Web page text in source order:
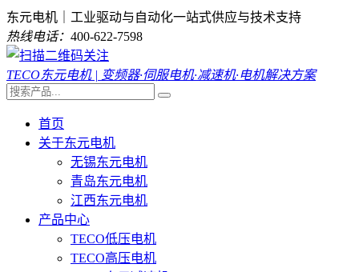
东元电机｜工业驱动与自动化一站式供应与技术支持
热线电话： 400-622-7598
TECO东元电机 | 变频器·伺服电机·减速机·电机解决方案
首页
关于东元电机
无锡东元电机
青岛东元电机
江西东元电机
产品中心
TECO低压电机
TECO高压电机